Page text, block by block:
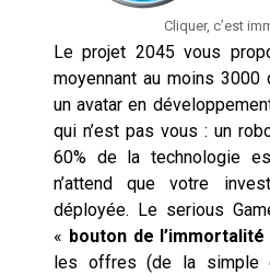
Cliquer, c’est
Le projet 2045 vous
moyennant au moins 3000
un avatar en
qui n’est pas vous : un
60% de la technologie
n’attend que votre
déployée. Le serious
« bouton de l’immortalité
les offres (de la simple